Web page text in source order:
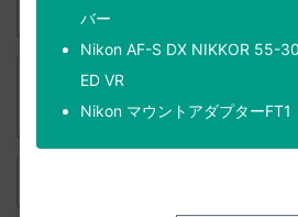
バー
Nikon AF-S DX NIKKOR 55-
ED VR
Nikon マウントアダプターFT1
ますか？
品物発送後のキャンセルはできます
期は？